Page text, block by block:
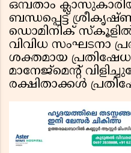
ഒമ്പതാം
ബന്ധപ്പെട്ട്
ഡൊമിനിക്
വിവിധ സംഘടനാ
ശക്തമായ
മാനേജ്‌മെൻ്റ്
രക്ഷിതാക്കൾ